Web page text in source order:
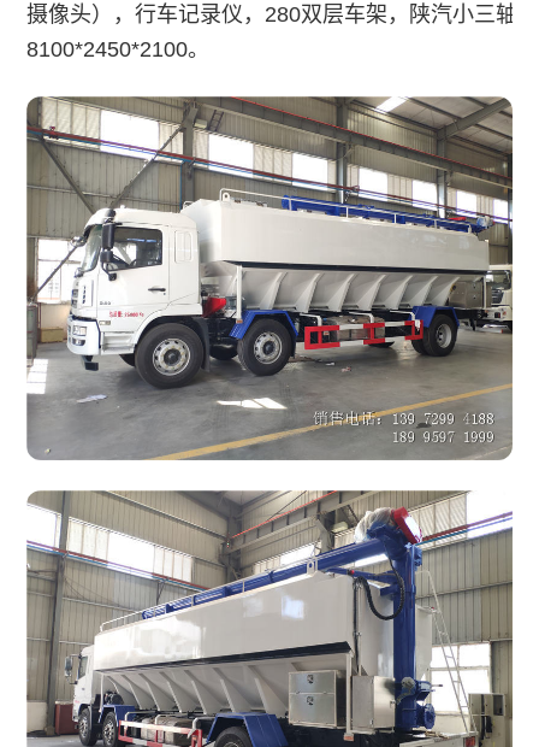
摄像头），行车记录仪， 280双层车架， 陕汽小三轴
8100*2450*2100。